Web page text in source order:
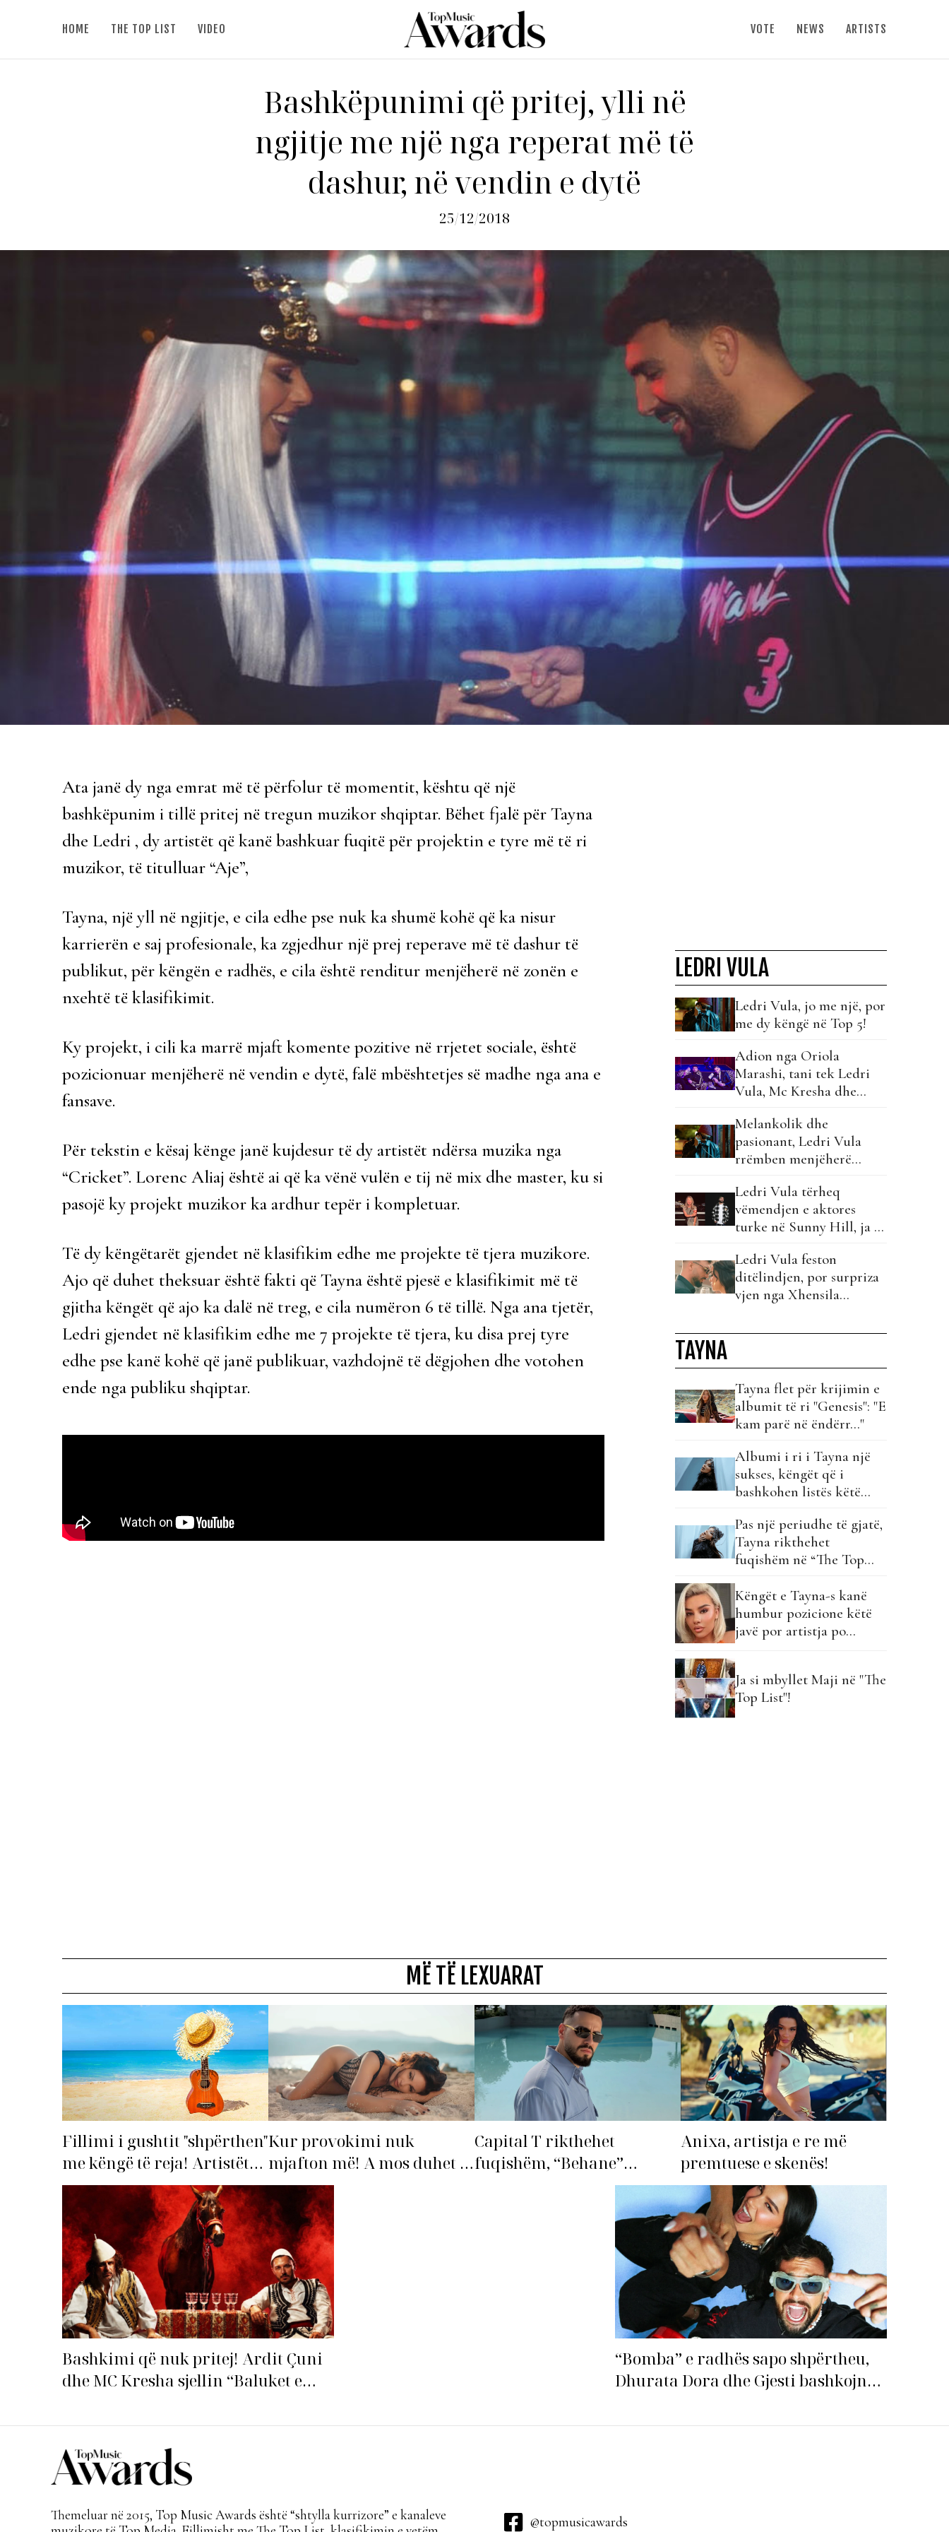
HOME THE TOP LIST VIDEO VOTE NEWS ARTISTS
Bashkëpunimi që pritej, ylli në
ngjitje me një nga reperat më të
dashur, në vendin e dytë
25/12/2018
Ata janë dy nga emrat më të përfolur të momentit, kështu që një
bashkëpunim i tillë pritej në tregun muzikor shqiptar. Bëhet fjalë për Tayna
dhe Ledri , dy artistët që kanë bashkuar fuqitë për projektin e tyre më të ri
muzikor, të titulluar “Aje”,
Tayna, një yll në ngjitje, e cila edhe pse nuk ka shumë kohë që ka nisur
karrierën e saj profesionale, ka zgjedhur një prej reperave më të dashur të
publikut, për këngën e radhës, e cila është renditur menjëherë në zonën e
nxehtë të klasifikimit.
Ky projekt, i cili ka marrë mjaft komente pozitive në rrjetet sociale, është
pozicionuar menjëherë në vendin e dytë, falë mbështetjes së madhe nga ana e
fansave.
Për tekstin e kësaj kënge janë kujdesur të dy artistët ndërsa muzika nga
“Cricket”. Lorenc Aliaj është ai që ka vënë vulën e tij në mix dhe master, ku si
pasojë ky projekt muzikor ka ardhur tepër i kompletuar.
Të dy këngëtarët gjendet në klasifikim edhe me projekte të tjera muzikore.
Ajo që duhet theksuar është fakti që Tayna është pjesë e klasifikimit më të
gjitha këngët që ajo ka dalë në treg, e cila numëron 6 të tillë. Nga ana tjetër,
Ledri gjendet në klasifikim edhe me 7 projekte të tjera, ku disa prej tyre
edhe pse kanë kohë që janë publikuar, vazhdojnë të dëgjohen dhe votohen
ende nga publiku shqiptar.
LEDRI VULA
Ledri Vula, jo me një, por
me dy këngë në Top 5!
Adion nga Oriola
Marashi, tani tek Ledri
Vula, Mc Kresha dhe
Melankolik dhe
pasionant, Ledri Vula
rrëmben menjëherë
Ledri Vula tërheq
vëmendjen e aktores
turke në Sunny Hill, ja si
Ledri Vula feston
ditëlindjen, por surpriza
vjen nga Xhensila…
TAYNA
Tayna flet për krijimin e
albumit të ri "Genesis": "E
kam parë në ëndërr…"
Albumi i ri i Tayna një
sukses, këngët që i
bashkohen listës këtë
Pas një periudhe të gjatë,
Tayna rikthehet
fuqishëm në “The Top
Këngët e Tayna-s kanë
humbur pozicione këtë
javë por artistja po
Ja si mbyllet Maji në "The
Top List"!
MË TË LEXUARAT
Fillimi i gushtit "shpërthen"
me këngë të reja! Artistët
shqiptarë hapin garën për
hitin e verës!
Kur provokimi nuk
mjafton më! A mos duhet të
‘dorëzohet’ Bleona?
Capital T rikthehet
fuqishëm, “Behane”
premton të bëhet fiksimi i
Anixa, artistja e re më
premtuese e skenës!
Bashkimi që nuk pritej! Ardit Çuni
dhe MC Kresha sjellin “Baluket e
“Bomba” e radhës sapo shpërtheu,
Dhurata Dora dhe Gjesti bashkojnë
Themeluar në 2015, Top Music Awards është “shtylla kurrizore” e kanaleve
@topmusicawards